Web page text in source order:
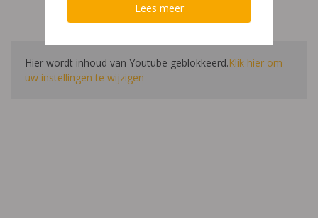
Hier wordt inhoud van Youtube geblokkeerd.Klik hier om
uw instellingen te wijzigen
Lees meer